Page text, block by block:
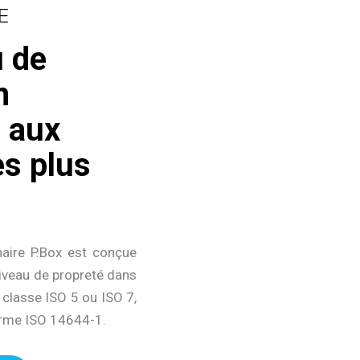
de
plus
P.Box est conçue
de propreté dans
ISO 5 ou ISO 7,
ISO 14644-1.